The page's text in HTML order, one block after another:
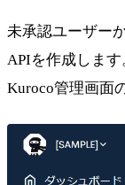
未承認ユーザー
APIを作成します
Kuroco管理画面